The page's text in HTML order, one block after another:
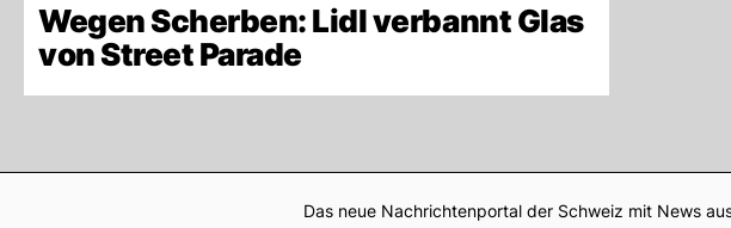
Wegen Scherben: Lidl verbannt Glas
von Street Parade
Footer
Das neue Nachrichtenportal der Schweiz mit News